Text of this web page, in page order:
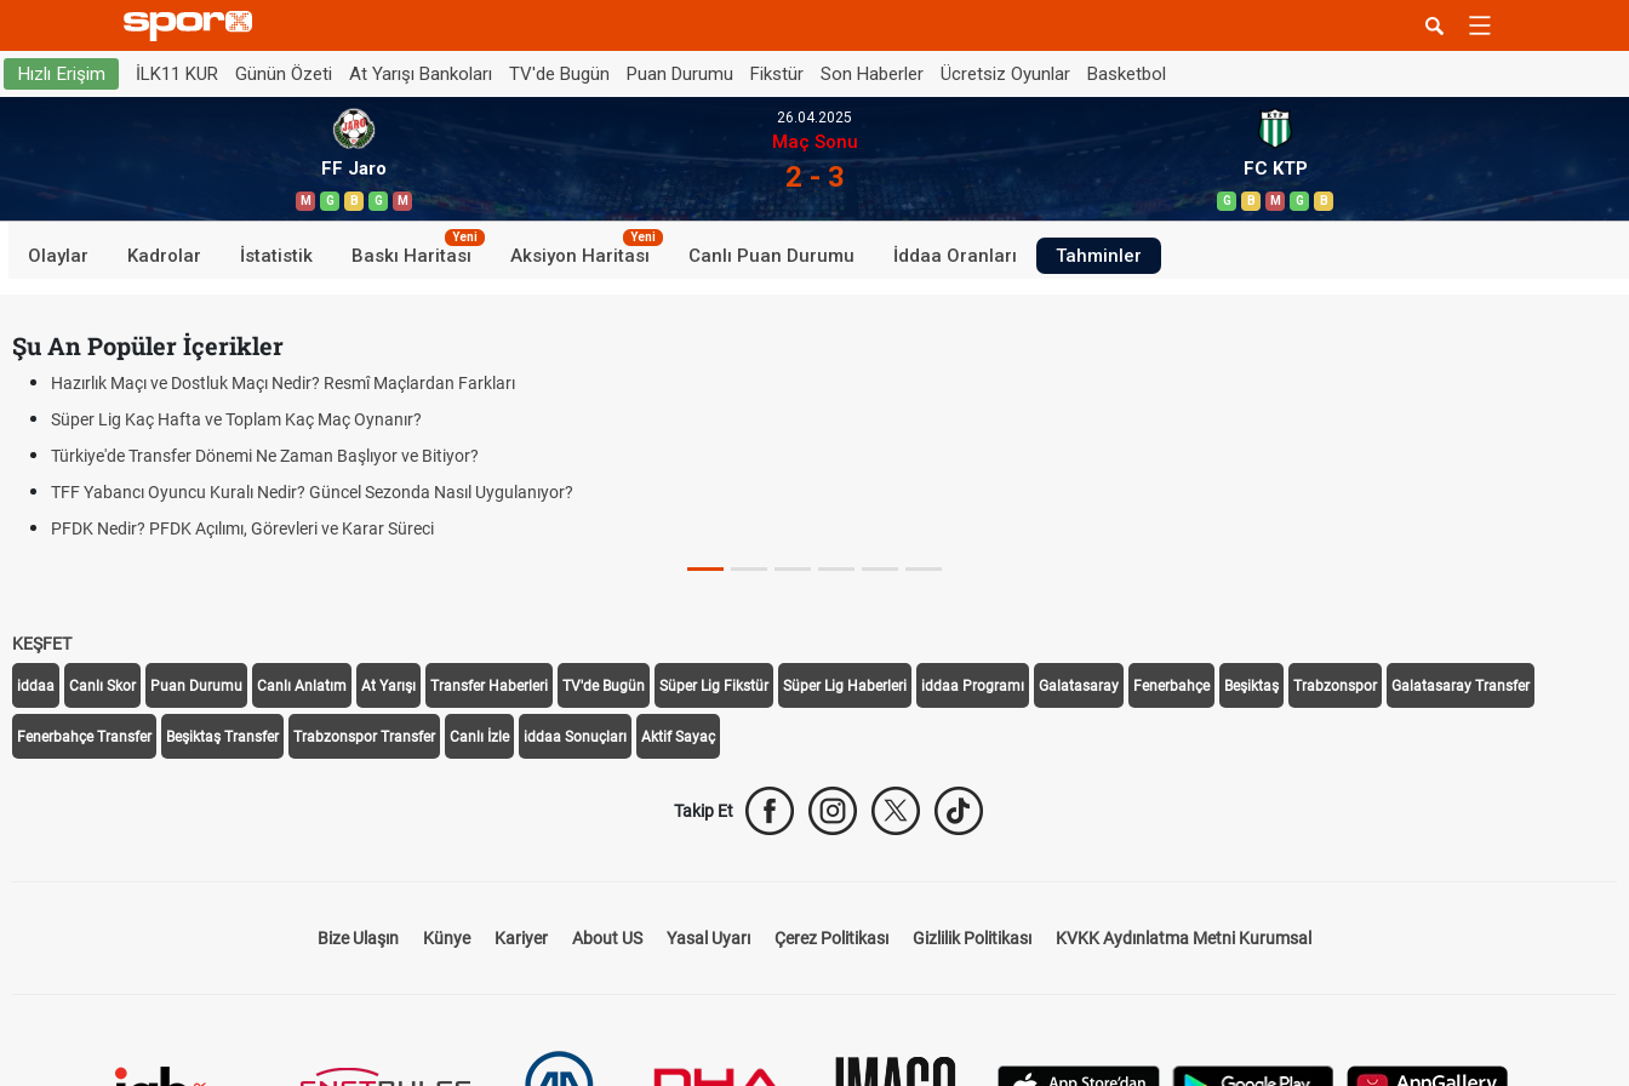
Hızlı Erişim İLK11 KUR Günün Özeti At Yarışı Bankoları TV'de Bugün Puan Durumu Fikstür Son Haberler Ücretsiz Oyunlar Basketbol
FF Jaro
M G B G M
26.04.2025
Maç Sonu
2 - 3 FC KTP
G B M G B
Olaylar Kadrolar İstatistik Baskı Haritası
Yeni
Aksiyon Haritası
Yeni
Canlı Puan Durumu İddaa Oranları Tahminler
Şu An Popüler İçerikler
Hazırlık Maçı ve Dostluk Maçı Nedir? Resmî Maçlardan Farkları
Süper Lig Kaç Hafta ve Toplam Kaç Maç Oynanır?
Türkiye'de Transfer Dönemi Ne Zaman Başlıyor ve Bitiyor?
TFF Yabancı Oyuncu Kuralı Nedir? Güncel Sezonda Nasıl Uygulanıyor?
PFDK Nedir? PFDK Açılımı, Görevleri ve Karar Süreci
KEŞFET
iddaa Canlı Skor Puan Durumu Canlı Anlatım At Yarışı Transfer Haberleri TV'de Bugün Süper Lig Fikstür Süper Lig Haberleri iddaa Programı Galatasaray Fenerbahçe Beşiktaş Trabzonspor Galatasaray Transfer
Fenerbahçe Transfer Beşiktaş Transfer Trabzonspor Transfer Canlı İzle iddaa Sonuçları Aktif Sayaç
Takip Et
Bize Ulaşın Künye Kariyer About US Yasal Uyarı Çerez Politikası Gizlilik Politikası KVKK Aydınlatma Metni Kurumsal